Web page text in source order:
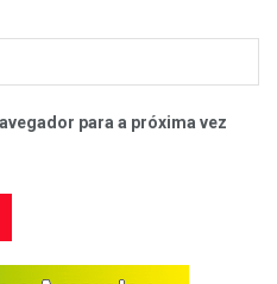
para a próxima vez